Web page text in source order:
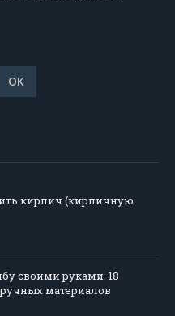
кирпич (кирпичную
своими руками: 18
материалов